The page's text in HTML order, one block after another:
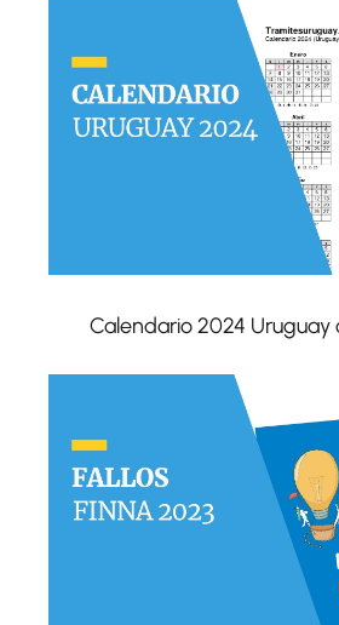
Calendario 2024 Uruguay